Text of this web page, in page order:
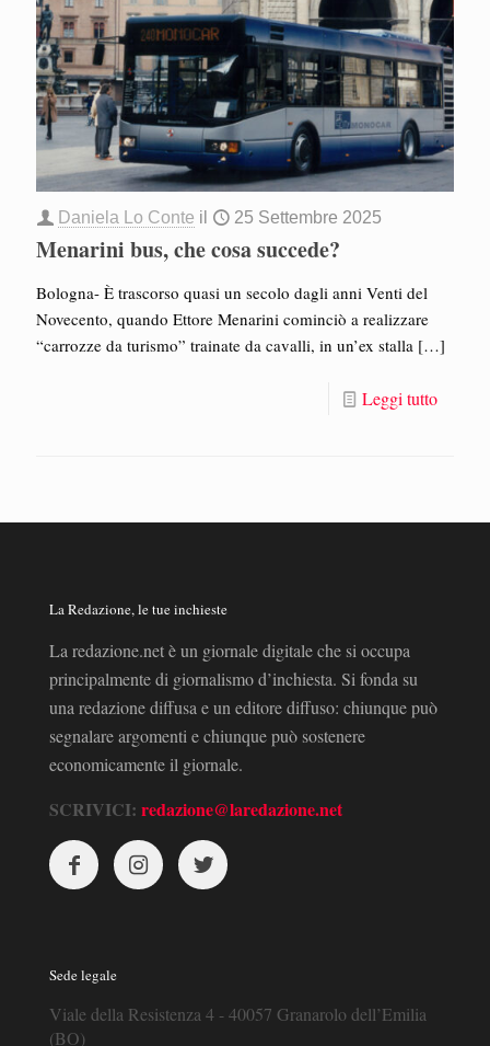
Daniela Lo Conte il 25 Settembre 2025
Menarini bus, che cosa succede?
Bologna- È trascorso quasi un secolo dagli anni Venti del
Novecento, quando Ettore Menarini cominciò a realizzare
“carrozze da turismo” trainate da cavalli, in un’ex stalla […]
Leggi tutto
La Redazione, le tue inchieste
La redazione.net è un giornale digitale che si occupa
principalmente di giornalismo d’inchiesta. Si fonda su
una redazione diffusa e un editore diffuso: chiunque può
segnalare argomenti e chiunque può sostenere
economicamente il giornale.
SCRIVICI: redazione@laredazione.net
Sede legale
Viale della Resistenza 4 - 40057 Granarolo dell’Emilia
(BO)